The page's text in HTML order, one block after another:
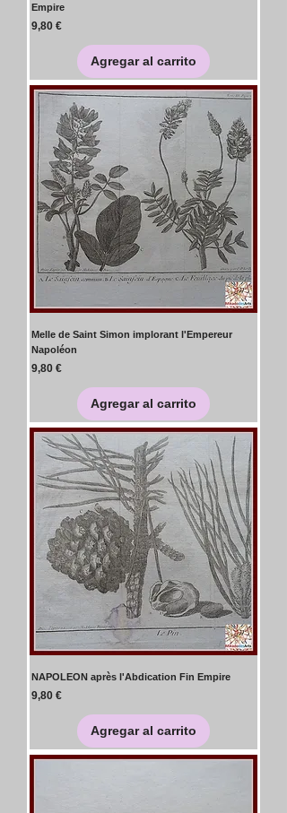
Empire
Precio
9,80 €
Agregar al carrito
Melle de Saint Simon implorant l'Empereur
Napoléon
Precio
9,80 €
Agregar al carrito
NAPOLEON après l'Abdication Fin Empire
Precio
9,80 €
Agregar al carrito